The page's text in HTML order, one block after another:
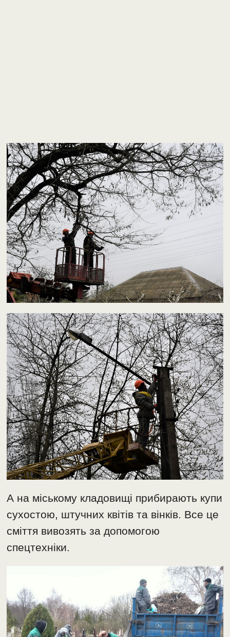
А на міському кладовищі прибирають купи
сухостою, штучних квітів та вінків. Все це
сміття вивозять за допомогою
спецтехніки.